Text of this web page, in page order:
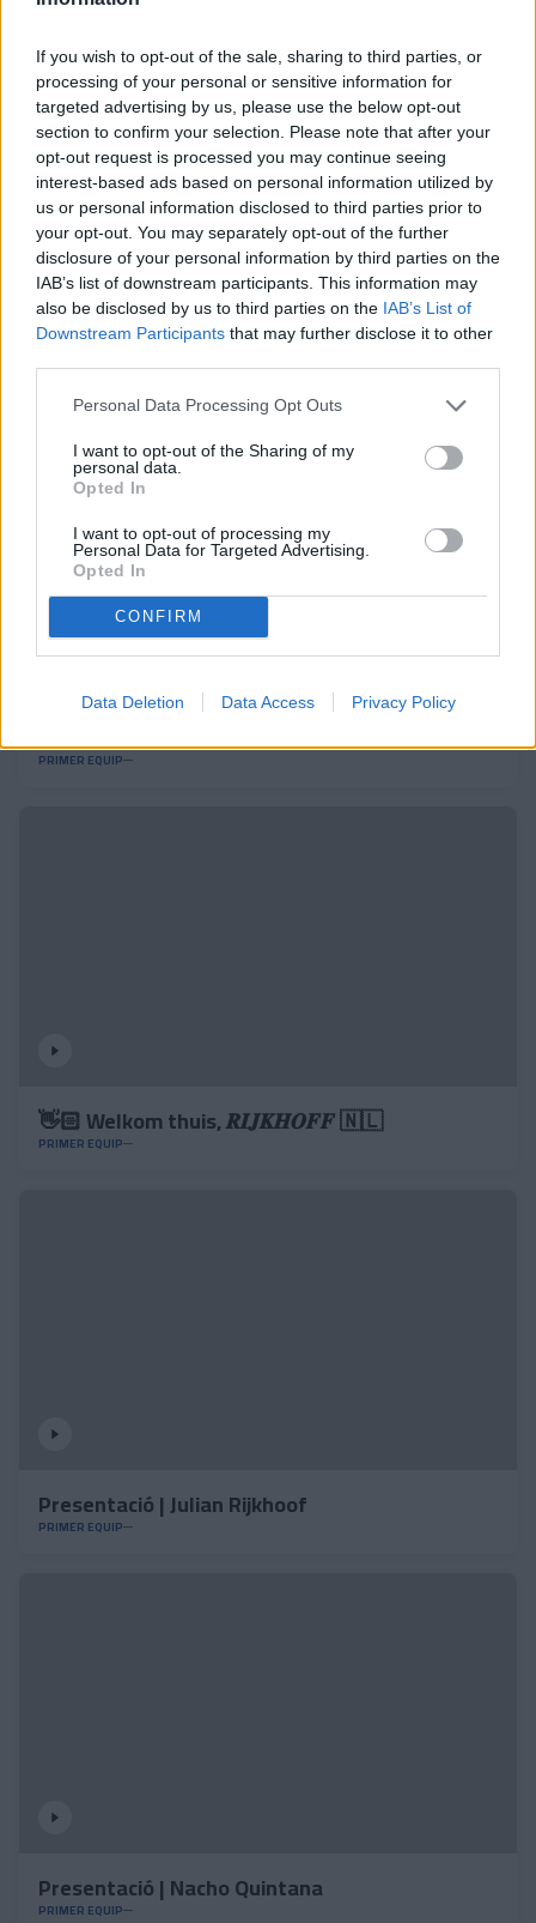
If you wish to opt-out of the sale, sharing to third parties, or
processing of your personal or sensitive information for
targeted advertising by us, please use the below opt-out
section to confirm your selection. Please note that after your
opt-out request is processed you may continue seeing
interest-based ads based on personal information utilized by
us or personal information disclosed to third parties prior to
your opt-out. You may separately opt-out of the further
disclosure of your personal information by third parties on the
IAB’s list of downstream participants. This information may
also be disclosed by us to third parties on the IAB’s List of
Downstream Participants that may further disclose it to other
Personal Data Processing Opt Outs
I want to opt-out of the Sharing of my
personal data.
Opted In
I want to opt-out of processing my
Personal Data for Targeted Advertising.
Opted In
CONFIRM
Data Deletion Data Access Privacy Policy
👋🏻 Benvingut a casa, Andoni🇦🇩
PRIMER EQUIP
Presentació | Andoni López
PRIMER EQUIP
👋🏻 Welkom thuis, 𝑹𝑰𝑱𝑲𝑯𝑶𝑭𝑭 🇳🇱
PRIMER EQUIP
Presentació | Julian Rijkhoof
PRIMER EQUIP
Presentació | Nacho Quintana
PRIMER EQUIP